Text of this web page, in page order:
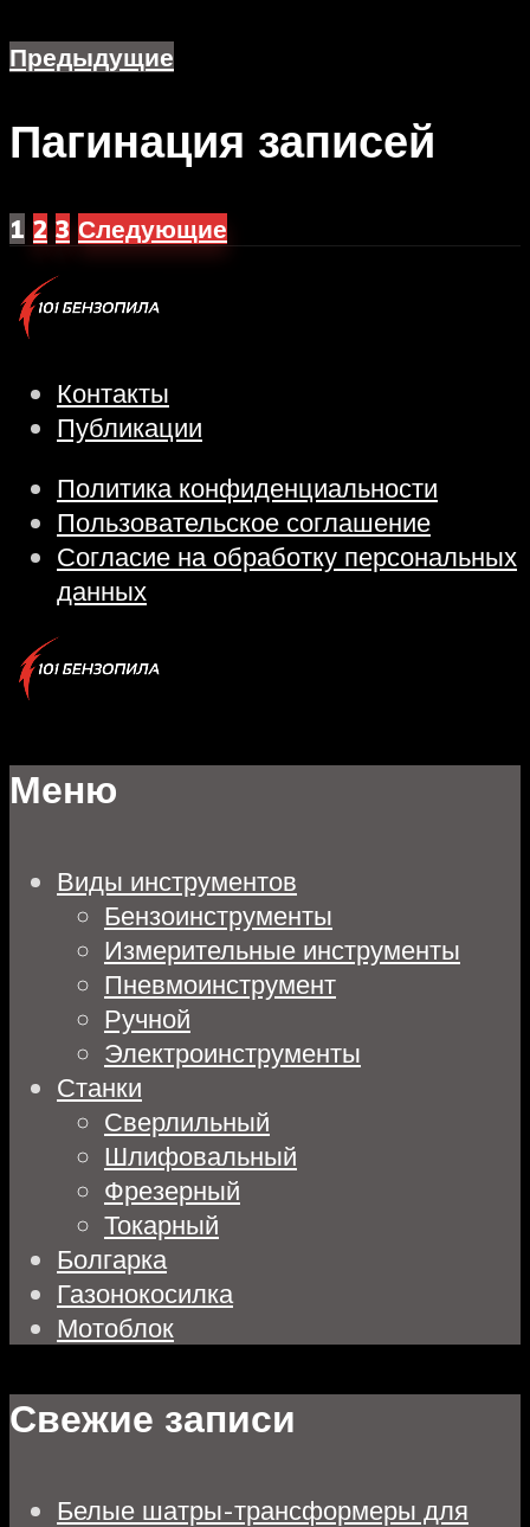
Предыдущие
Пагинация записей
1 2 3 Следующие
Контакты
Публикации
Политика конфиденциальности
Пользовательское соглашение
Согласие на обработку персональных
данных
Меню
Виды инструментов
Бензоинструменты
Измерительные инструменты
Пневмоинструмент
Ручной
Электроинструменты
Станки
Сверлильный
Шлифовальный
Фрезерный
Токарный
Болгарка
Газонокосилка
Мотоблок
Свежие записи
Белые шатры-трансформеры для